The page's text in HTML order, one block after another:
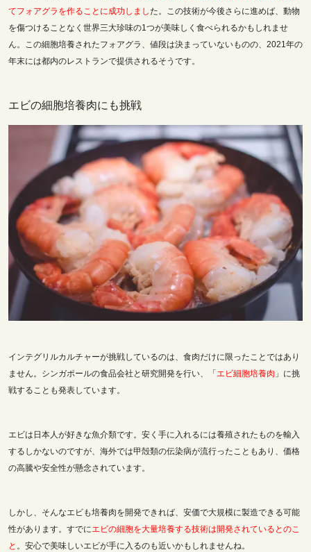
てフォアグラを作ることに成功しました。この技術が今後さらに進めば、動物
を傷つけることなく世界三大珍味の1つが美味しく食べられるかもしれませ
ん。この細胞培養されたフォアグラ、値段は決まっていないものの、2021年の
年末には都内のレストランで提供されるそうです。
エビの細胞培養肉にも挑戦
インテグリルカルチャーが挑戦しているのは、食肉だけに限ったことではあり
ません。シンガポールの食品会社と研究開発を行い、「 エビ細胞培養肉 」に挑
戦することも発表しています。
エビは日本人が好きな魚介類です。安く手に入れるには養殖されたものを輸入
するしかないのですが、海外では甲殻類の伝染病が流行ったこともあり、価格
の高騰や安全性が懸念されています。
しかし、そんなエビも培養肉を開発できれば、安価で大規模に製造できる可能
性があります。すでにエビの細胞を大量培養する技術は開発されているとのこ
と 。安心で美味しいエビが手に入るのも近いかもしれませんね。